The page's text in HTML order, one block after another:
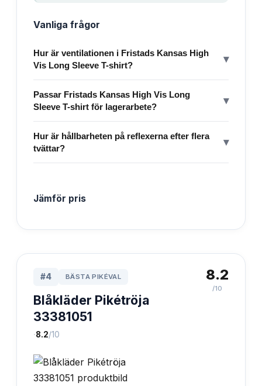
Vanliga frågor
Hur är ventilationen i Fristads Kansas High
Vis Long Sleeve T-shirt?
▾
Passar Fristads Kansas High Vis Long
Sleeve T-shirt för lagerarbete?
▾
Hur är hållbarheten på reflexerna efter flera
tvättar?
▾
Jämför pris
#4 BÄSTA PIKÉVAL
Blåkläder Pikétröja
33381051
·8.2/10
8.2
/10